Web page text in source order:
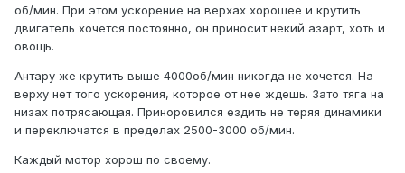
об/мин. При этом ускорение на верхах хорошее и крутить
двигатель хочется постоянно, он приносит некий азарт, хоть и
овощь.
Антару же крутить выше 4000об/мин никогда не хочется. На
верху нет того ускорения, которое от нее ждешь. Зато тяга на
низах потрясающая. Приноровился ездить не теряя динамики
и переключатся в пределах 2500-3000 об/мин.
Каждый мотор хорош по своему.